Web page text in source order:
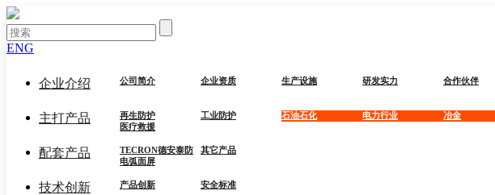
ENG
企业介绍 公司简介 企业资质 生产设施 研发实力 合作伙伴
主打产品 再生防护 工业防护 石油石化 电力行业 冶金
医疗救援
配套产品
TECRON德安泰防
电弧面屏
其它产品
技术创新 产品创新 安全标准